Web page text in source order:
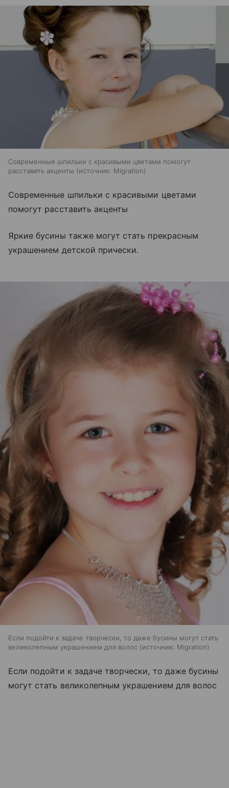
Современные шпильки с красивыми цветами помогут
расставить акценты
источник: Migration
Современные шпильки с красивыми цветами
помогут расставить акценты
Яркие бусины также могут стать прекрасным
украшением детской прически.
Если подойти к задаче творчески, то даже бусины могут стать
великолепным украшением для волос
источник: Migration
Если подойти к задаче творчески, то даже бусины
могут стать великолепным украшением для волос